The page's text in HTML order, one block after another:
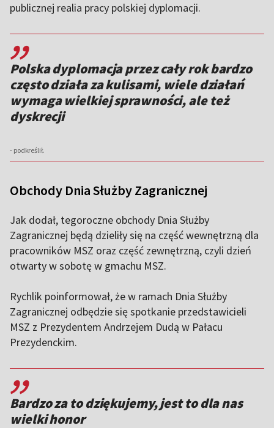
publicznej realia pracy polskiej dyplomacji.
,,
Polska dyplomacja przez cały rok bardzo
często działa za kulisami, wiele działań
wymaga wielkiej sprawności, ale też
dyskrecji
- podkreślił.
Obchody Dnia Służby Zagranicznej
Jak dodał, tegoroczne obchody Dnia Służby
Zagranicznej będą dzieliły się na część wewnętrzną dla
pracowników MSZ oraz część zewnętrzną, czyli dzień
otwarty w sobotę w gmachu MSZ.
Rychlik poinformował, że w ramach Dnia Służby
Zagranicznej odbędzie się spotkanie przedstawicieli
MSZ z Prezydentem Andrzejem Dudą w Pałacu
Prezydenckim.
,,
Bardzo za to dziękujemy, jest to dla nas
wielki honor